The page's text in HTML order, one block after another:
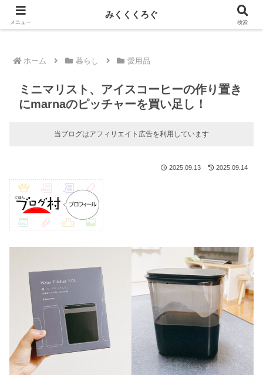
新しい記事はnoteに投稿しています！
ホーム 暮らし 愛用品
ミニマリスト、アイスコーヒーの作り置き
にmarnaのピッチャーを買い足し！
当ブログはアフィリエイト広告を利用しています
2025.09.13 2025.09.14
メニュー
みくくくろぐ
検索